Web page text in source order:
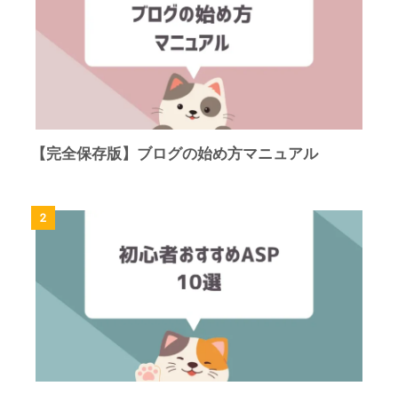
【完全保存版】ブログの始め方マニュアル
2